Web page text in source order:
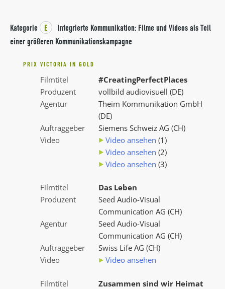
Kategorie E
Integrierte Kommunikation: Filme und Videos als Teil
einer größeren Kommunikationskampagne
PRIX VICTORIA IN GOLD
Filmtitel
#CreatingPerfectPlaces
Produzent
vollbild audiovisuell (DE)
Agentur
Theim Kommunikation GmbH
(DE)
Auftraggeber
Siemens Schweiz AG (CH)
Video
Video ansehen (1)
Video ansehen (2)
Video ansehen (3)
Filmtitel
Das Leben
Produzent
Seed Audio-Visual
Communication AG (CH)
Agentur
Seed Audio-Visual
Communication AG (CH)
Auftraggeber
Swiss Life AG (CH)
Video
Video ansehen
Filmtitel
Zusammen sind wir Heimat